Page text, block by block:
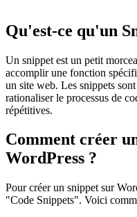
Qu'est-ce qu'un
Un snippet est un petit
accomplir une fonction
un site web. Les snippets
rationaliser le processus de
répétitives.
Comment créer
WordPress ?
Pour créer un snippet sur
"Code Snippets". Voici